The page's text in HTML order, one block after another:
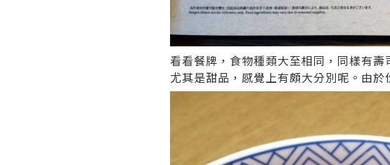
看看餐牌，食物種類大至相同，同樣有
尤其是甜品，感覺上有頗大分別呢。由